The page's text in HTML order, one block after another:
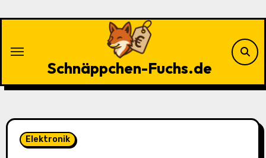
Schnäppchen-Fuchs.de
Elektronik